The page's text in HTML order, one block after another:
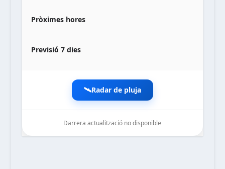
Pròximes hores
Previsió 7 dies
🛰️Radar de pluja
Darrera actualització no disponible